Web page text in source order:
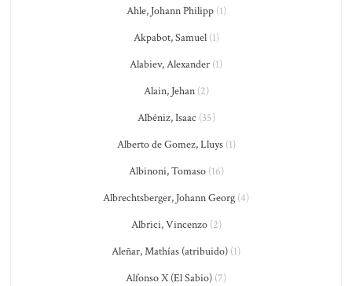
Ahle, Johann Philipp(1)
Akpabot, Samuel(1)
Alabiev, Alexander (1)
Alain, Jehan(2)
Albéniz, Isaac (35)
Alberto de Gomez, Lluys(1)
Albinoni, Tomaso(16)
Albrechtsberger, Johann Georg (4)
Albrici, Vincenzo(2)
Aleñar, Mathías (atribuido) (1)
Alfonso X (El Sabio) (7)